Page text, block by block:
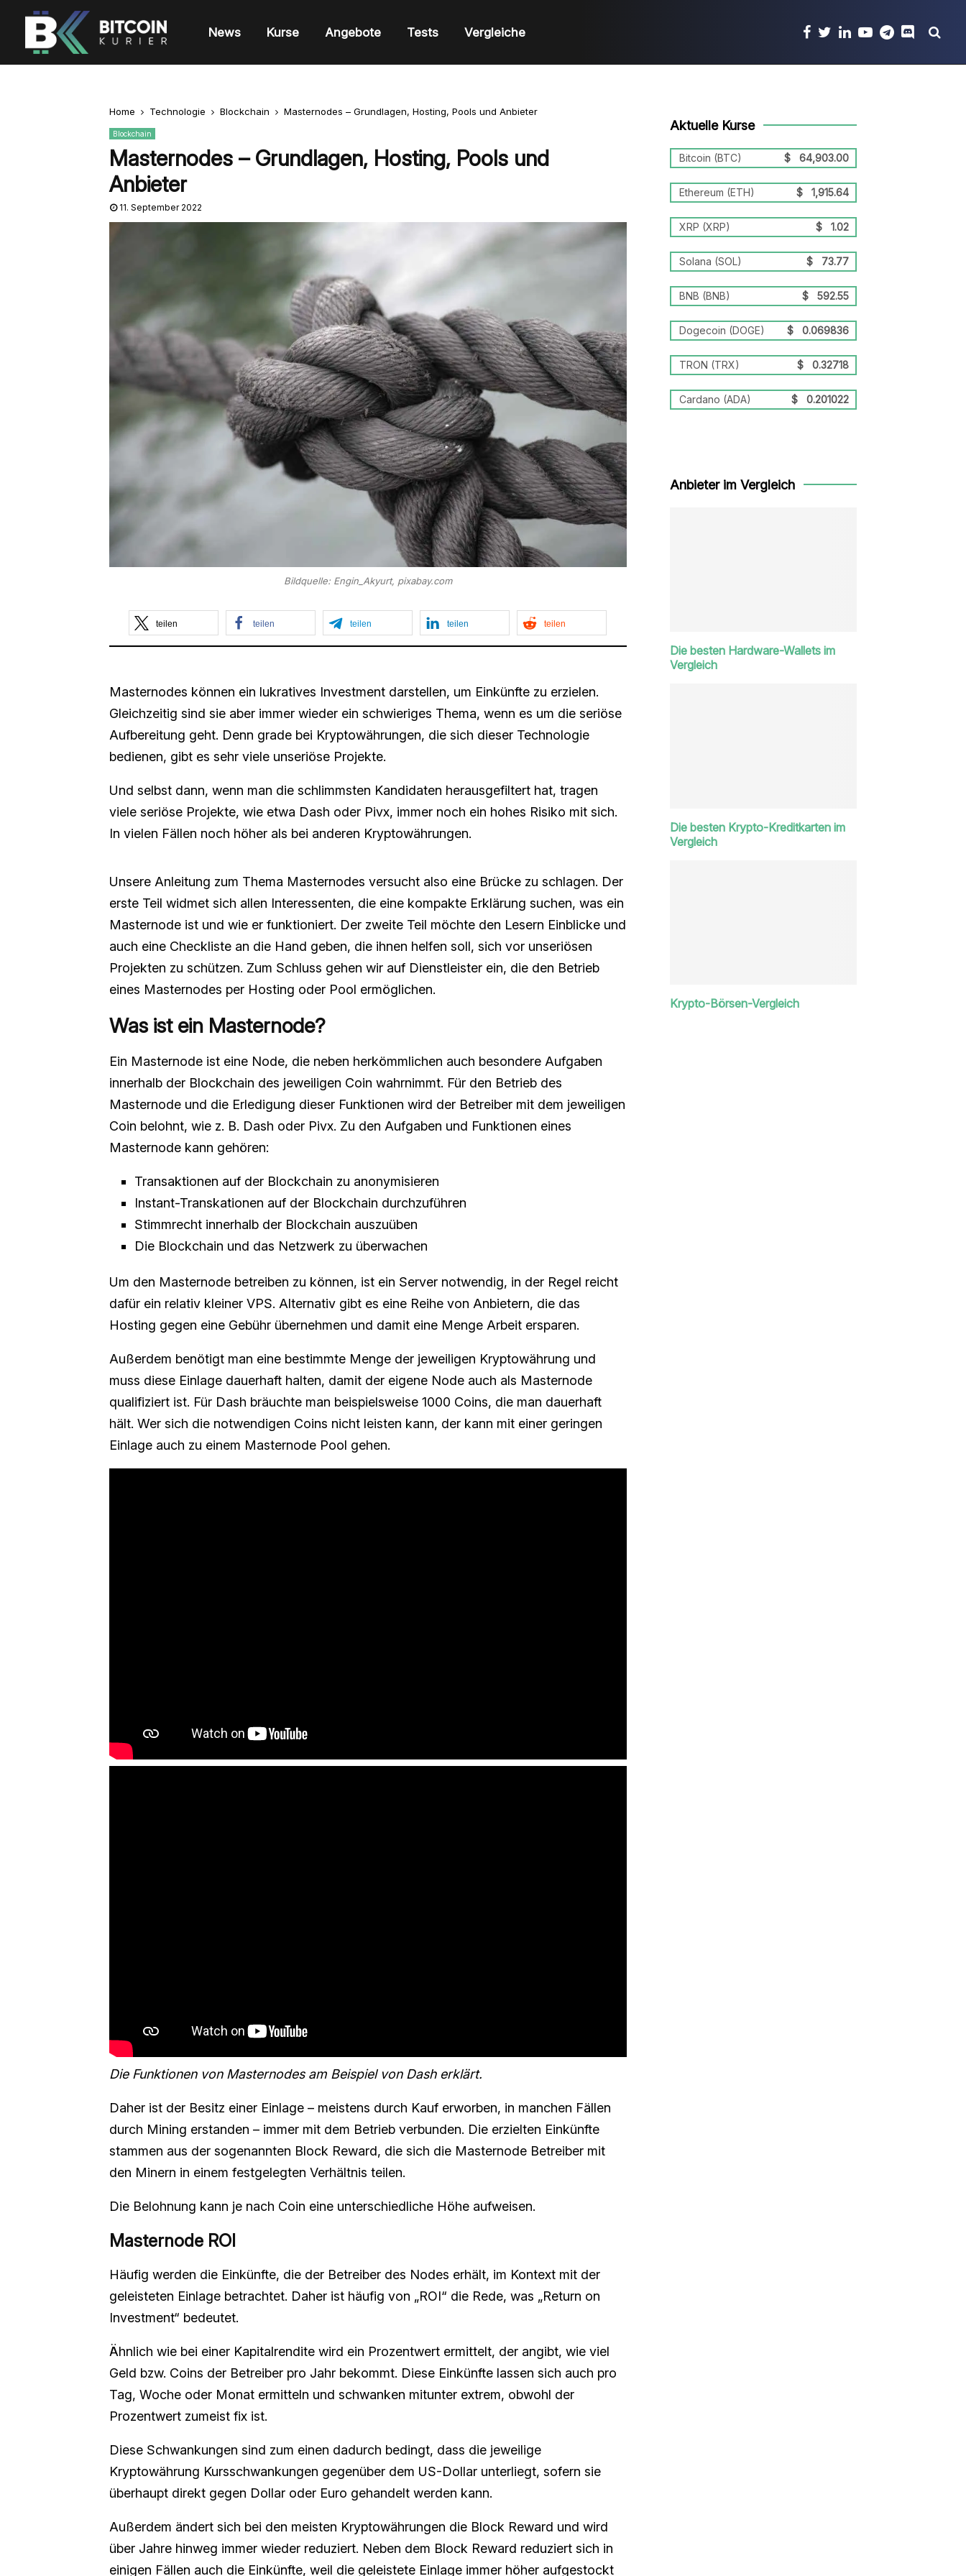
News Kurse Angebote Tests Vergleiche
Home Technologie Blockchain Masternodes – Grundlagen, Hosting, Pools und Anbieter
Blockchain
Masternodes – Grundlagen, Hosting, Pools und
Anbieter
11. September 2022
Bildquelle: Engin_Akyurt, pixabay.com
teilen teilen teilen teilen teilen
Masternodes können ein lukratives Investment darstellen, um Einkünfte zu erzielen.
Gleichzeitig sind sie aber immer wieder ein schwieriges Thema, wenn es um die seriöse
Aufbereitung geht. Denn grade bei Kryptowährungen, die sich dieser Technologie
bedienen, gibt es sehr viele unseriöse Projekte.
Und selbst dann, wenn man die schlimmsten Kandidaten herausgefiltert hat, tragen
viele seriöse Projekte, wie etwa Dash oder Pivx, immer noch ein hohes Risiko mit sich.
In vielen Fällen noch höher als bei anderen Kryptowährungen.
Unsere Anleitung zum Thema Masternodes versucht also eine Brücke zu schlagen. Der
erste Teil widmet sich allen Interessenten, die eine kompakte Erklärung suchen, was ein
Masternode ist und wie er funktioniert. Der zweite Teil möchte den Lesern Einblicke und
auch eine Checkliste an die Hand geben, die ihnen helfen soll, sich vor unseriösen
Projekten zu schützen. Zum Schluss gehen wir auf Dienstleister ein, die den Betrieb
eines Masternodes per Hosting oder Pool ermöglichen.
Was ist ein Masternode?
Ein Masternode ist eine Node, die neben herkömmlichen auch besondere Aufgaben
innerhalb der Blockchain des jeweiligen Coin wahrnimmt. Für den Betrieb des
Masternode und die Erledigung dieser Funktionen wird der Betreiber mit dem jeweiligen
Coin belohnt, wie z. B. Dash oder Pivx. Zu den Aufgaben und Funktionen eines
Masternode kann gehören:
Transaktionen auf der Blockchain zu anonymisieren
Instant-Transkationen auf der Blockchain durchzuführen
Stimmrecht innerhalb der Blockchain auszuüben
Die Blockchain und das Netzwerk zu überwachen
Um den Masternode betreiben zu können, ist ein Server notwendig, in der Regel reicht
dafür ein relativ kleiner VPS. Alternativ gibt es eine Reihe von Anbietern, die das
Hosting gegen eine Gebühr übernehmen und damit eine Menge Arbeit ersparen.
Außerdem benötigt man eine bestimmte Menge der jeweiligen Kryptowährung und
muss diese Einlage dauerhaft halten, damit der eigene Node auch als Masternode
qualifiziert ist. Für Dash bräuchte man beispielsweise 1000 Coins, die man dauerhaft
hält. Wer sich die notwendigen Coins nicht leisten kann, der kann mit einer geringen
Einlage auch zu einem Masternode Pool gehen.
Die Funktionen von Masternodes am Beispiel von Dash erklärt.
Daher ist der Besitz einer Einlage – meistens durch Kauf erworben, in manchen Fällen
durch Mining erstanden – immer mit dem Betrieb verbunden. Die erzielten Einkünfte
stammen aus der sogenannten Block Reward, die sich die Masternode Betreiber mit
den Minern in einem festgelegten Verhältnis teilen.
Die Belohnung kann je nach Coin eine unterschiedliche Höhe aufweisen.
Masternode ROI
Häufig werden die Einkünfte, die der Betreiber des Nodes erhält, im Kontext mit der
geleisteten Einlage betrachtet. Daher ist häufig von „ROI“ die Rede, was „Return on
Investment“ bedeutet.
Ähnlich wie bei einer Kapitalrendite wird ein Prozentwert ermittelt, der angibt, wie viel
Geld bzw. Coins der Betreiber pro Jahr bekommt. Diese Einkünfte lassen sich auch pro
Tag, Woche oder Monat ermitteln und schwanken mitunter extrem, obwohl der
Prozentwert zumeist fix ist.
Diese Schwankungen sind zum einen dadurch bedingt, dass die jeweilige
Kryptowährung Kursschwankungen gegenüber dem US-Dollar unterliegt, sofern sie
überhaupt direkt gegen Dollar oder Euro gehandelt werden kann.
Außerdem ändert sich bei den meisten Kryptowährungen die Block Reward und wird
über Jahre hinweg immer wieder reduziert. Neben dem Block Reward reduziert sich in
einigen Fällen auch die Einkünfte, weil die geleistete Einlage immer höher aufgestockt
Aktuelle Kurse
Bitcoin (BTC) $ 64,903.00
Ethereum (ETH) $ 1,915.64
XRP (XRP) $ 1.02
Solana (SOL) $ 73.77
BNB (BNB) $ 592.55
Dogecoin (DOGE) $ 0.069836
TRON (TRX) $ 0.32718
Cardano (ADA) $ 0.201022
Anbieter im Vergleich
Die besten Hardware-Wallets im
Vergleich
Die besten Krypto-Kreditkarten im
Vergleich
Krypto-Börsen-Vergleich